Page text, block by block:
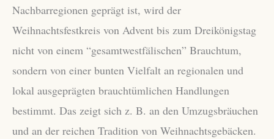
Nachbarregionen geprägt ist, wird der
Weihnachtsfestkreis von Advent bis zum Dreikönigstag
nicht von einem “gesamtwestfälischen” Brauchtum,
sondern von einer bunten Vielfalt an regionalen und
lokal ausgeprägten brauchtümlichen Handlungen
bestimmt. Das zeigt sich z. B. an den Umzugsbräuchen
und an der reichen Tradition von Weihnachtsgebäcken.